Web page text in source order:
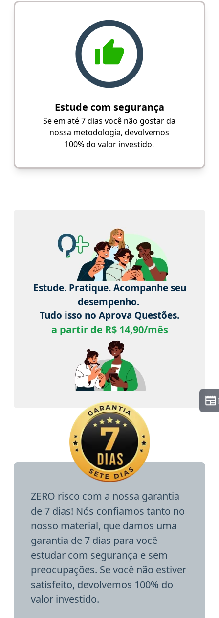
Estude com segurança
Se em até 7 dias você não gostar da
nossa metodologia, devolvemos
100% do valor investido.
Estude. Pratique. Acompanhe seu
desempenho.
Tudo isso no Aprova Questões.
a partir de R$ 14,90/mês
ZERO risco com a nossa garantia
de 7 dias! Nós confiamos tanto no
nosso material, que damos uma
garantia de 7 dias para você
estudar com segurança e sem
preocupações. Se você não estiver
satisfeito, devolvemos 100% do
valor investido.